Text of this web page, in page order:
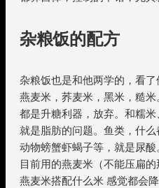
杂粮饭的配方
杂粮饭也是和他两学的，看
燕麦米，荞麦米，黑米，糙
都是升糖利器，放弃。和糯
就是脂肪的问题。鱼类，什
动物螃蟹虾蝎子等，就是尿酸
目前用的燕麦米（不能压扁的
燕麦米搭配什么米 感觉都会